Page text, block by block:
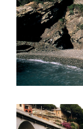
Spiaggia